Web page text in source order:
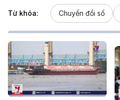
Từ khóa: Chuyển đổi số